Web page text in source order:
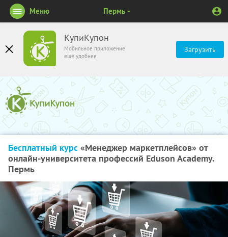
КупиКупон
Мобильное приложение
ещё удобнее
Загрузить
Меню Пермь
Бесплатный курс «Менеджер маркетплейсов» от
онлайн-университета профессий Eduson Academy.
Пермь